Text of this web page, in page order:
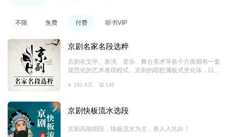
不限 免费 付费 听书VIP
京剧名家名段选粹
京剧在文学、表演、音乐、舞台美术等各个方面都有一套
规范化的艺术表现程式。京剧的唱腔属板式变化体，以二
场以胡琴为主奏乐器，武场以鼓板为主。京剧的角色分为
色。京剧以历史故事为主要演出内容，传统剧目约有一千
152.8万 130
京剧快板流水选段
京剧高能唱段，快板流水为主，新人入坑向！